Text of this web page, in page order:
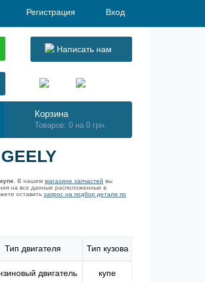
Регистрация Вход
Написать нам
Корзина
Товаров: 0 на 0 грн.
. В нашем магазине запчастей вы
на все данные расположенные в
оставить запрос на подбор детали по
Тип двигателя Тип кузова
двигатель купе